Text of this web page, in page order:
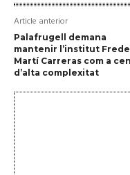
Article anterior
Palafrugell demana
mantenir l’institut
Martí Carreras com a
d’alta complexitat